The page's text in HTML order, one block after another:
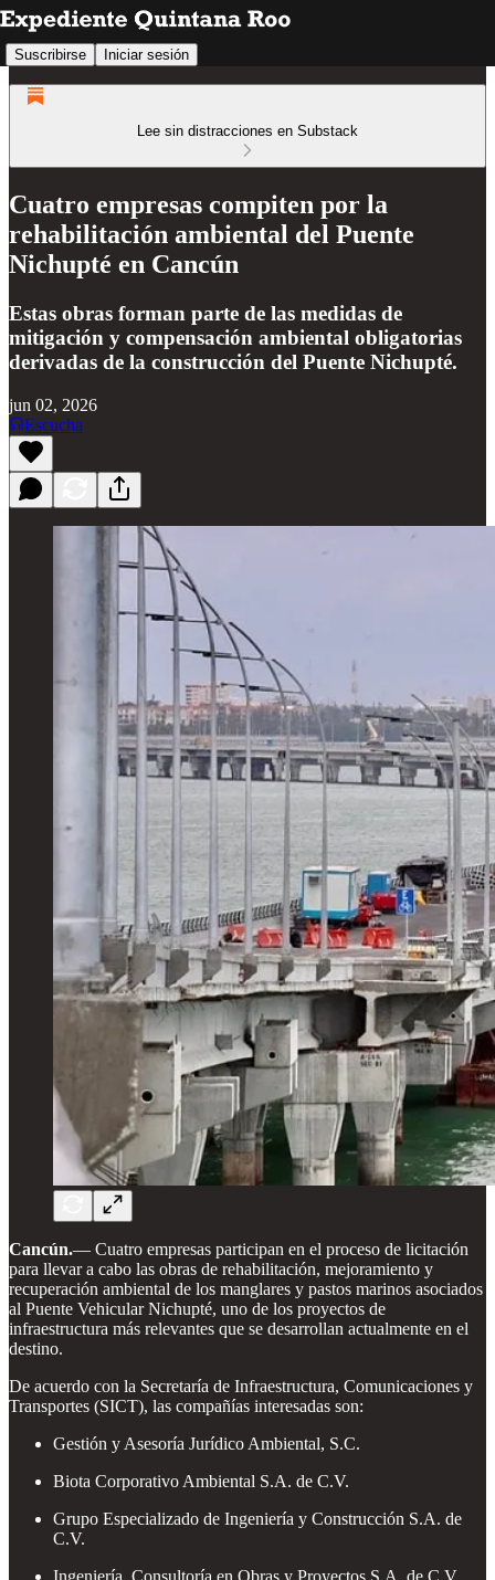
Suscribirse Iniciar sesión
Lee sin distracciones en Substack
Cuatro empresas compiten por la
rehabilitación ambiental del Puente
Nichupté en Cancún
Estas obras forman parte de las medidas de
mitigación y compensación ambiental obligatorias
derivadas de la construcción del Puente Nichupté.
jun 02, 2026
Escucha
Cancún.— Cuatro empresas participan en el proceso de licitación
para llevar a cabo las obras de rehabilitación, mejoramiento y
recuperación ambiental de los manglares y pastos marinos asociados
al Puente Vehicular Nichupté, uno de los proyectos de
infraestructura más relevantes que se desarrollan actualmente en el
destino.
De acuerdo con la Secretaría de Infraestructura, Comunicaciones y
Transportes (SICT), las compañías interesadas son:
Gestión y Asesoría Jurídico Ambiental, S.C.
Biota Corporativo Ambiental S.A. de C.V.
Grupo Especializado de Ingeniería y Construcción S.A. de
C.V.
Ingeniería, Consultoría en Obras y Proyectos S.A. de C.V.